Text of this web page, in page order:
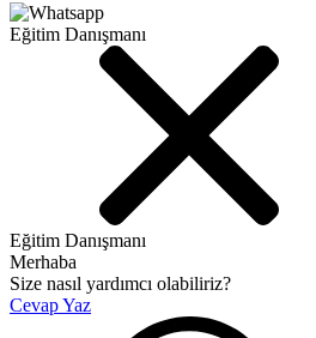
Eğitim Danışmanı
Eğitim Danışmanı
Merhaba
Size nasıl yardımcı olabiliriz?
Cevap Yaz